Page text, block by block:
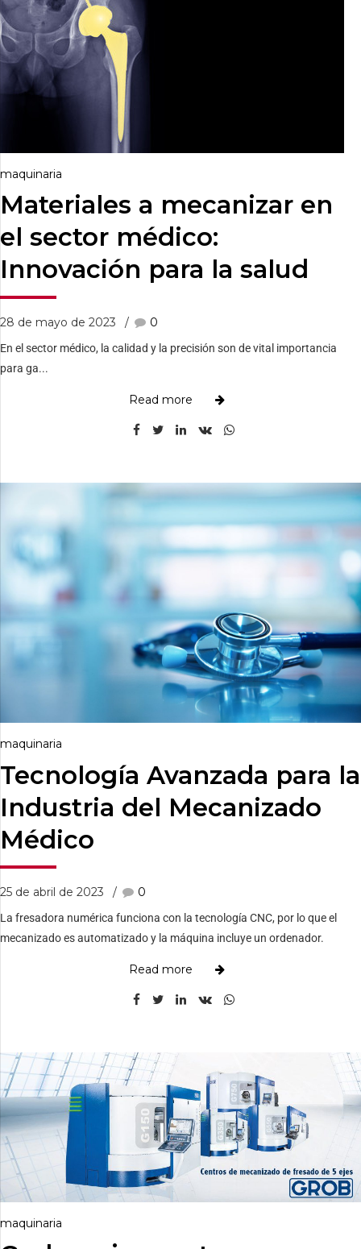
maquinaria
Materiales a mecanizar en
el sector médico:
Innovación para la salud
28 de mayo de 2023 0
En el sector médico, la calidad y la precisión son de vital importancia
para ga...
Read more
maquinaria
Tecnología Avanzada para la
Industria del Mecanizado
Médico
25 de abril de 2023 0
La fresadora numérica funciona con la tecnología CNC, por lo que el
mecanizado es automatizado y la máquina incluye un ordenador.
Read more
maquinaria